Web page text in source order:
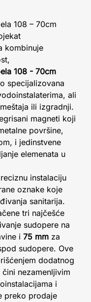
108 – 70cm
kombinuje
108 - 70cm
specijalizovana
ali
ili izgradnji.
magneti koji
površine,
i jedinstvene
elemenata u
instalaciju
oznake koje
sanitarija.
tri najčešće
sudopere na
i 75 mm za
sudopere. Ove
dodatnog
nezamenljivim
i
preko prodaje